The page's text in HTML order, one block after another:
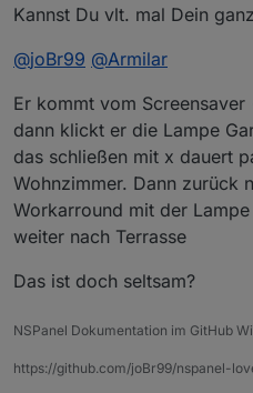
Kannst Du vlt. mal Dein
@joBr99 @Armilar
Er kommt vom Screensaver
dann klickt er die Lampe
das schließen mit x dauert
Wohnzimmer. Dann zurück
Workarround mit der
weiter nach Terrasse
Das ist doch seltsam?
NSPanel Dokumentation im GitHub
https://github.com/joBr99/nspanel-